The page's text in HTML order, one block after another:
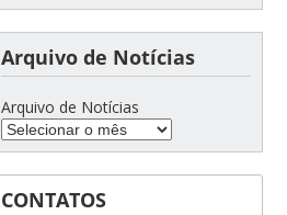
Arquivo de Notícias
Arquivo de Notícias
CONTATOS